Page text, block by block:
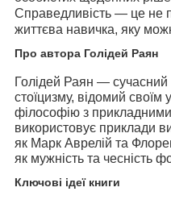
Справедливість — це не
життєва навичка, яку
Про автора Голідей Раян
Голідей Раян — сучасний
стоїцизму, відомий своїм
філософію з
використовує приклади
як Марк Аврелій та
як мужність та чесність
Ключові ідеї книги